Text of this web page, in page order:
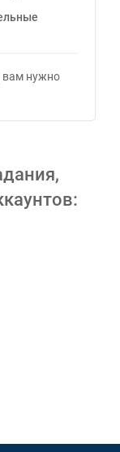
вам нужно